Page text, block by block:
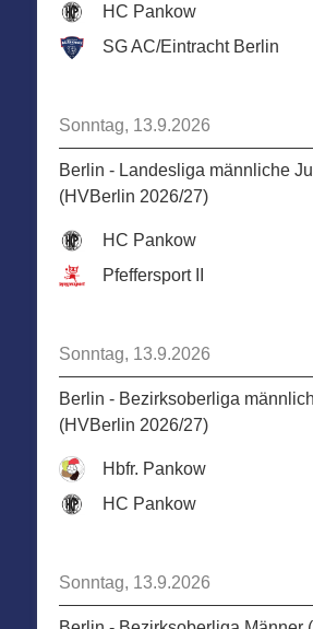
HC Pankow
SG AC/Eintracht Berlin
Sonntag, 13.9.2026
Berlin - Landesliga männliche
(HVBerlin 2026/27)
HC Pankow
Pfeffersport II
Sonntag, 13.9.2026
Berlin - Bezirksoberliga
(HVBerlin 2026/27)
Hbfr. Pankow
HC Pankow
Sonntag, 13.9.2026